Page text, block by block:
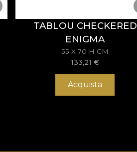
TABLOU CHECKERED
ENIGMA
55 X 70 H CM
133,21€
Acquista